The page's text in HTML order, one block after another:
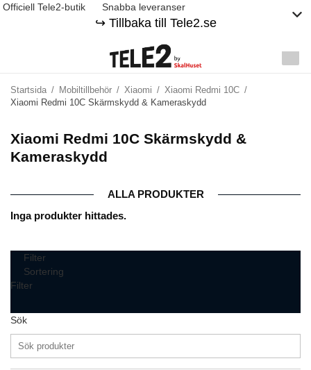
Officiell Tele2-butik Snabba leveranser
↪️ Tillbaka till Tele2.se
Startsida / Mobiltillbehör / Xiaomi / Xiaomi Redmi 10C /
Xiaomi Redmi 10C Skärmskydd & Kameraskydd
Xiaomi Redmi 10C Skärmskydd &
Kameraskydd
ALLA PRODUKTER
Inga produkter hittades.
Filter
Sortering
Filter
Sök